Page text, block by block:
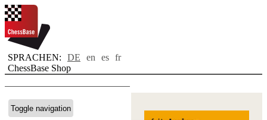
SPRACHEN: DE en es fr
ChessBase Shop
Toggle navigation